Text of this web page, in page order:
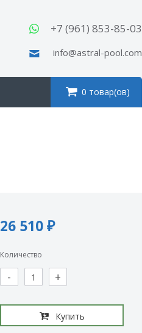
+7 (961) 853-85-03
info@astral-pool.com
0 товар(ов)
26 510 ₽
Количество
- +
Купить